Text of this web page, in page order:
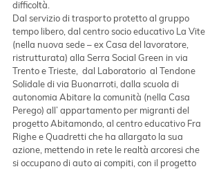
difficoltà.
Dal servizio di trasporto protetto al gruppo
tempo libero, dal centro socio educativo La Vite
(nella nuova sede – ex Casa del lavoratore,
ristrutturata) alla Serra Social Green in via
Trento e Trieste,  dal Laboratorio  al Tendone
Solidale di via Buonarroti, dalla scuola di
autonomia Abitare la comunità (nella Casa
Perego) all’ appartamento per migranti del
progetto Abitamondo, al centro educativo Fra
Righe e Quadretti che ha allargato la sua
azione, mettendo in rete le realtà arcoresi che
si occupano di auto ai compiti, con il progetto